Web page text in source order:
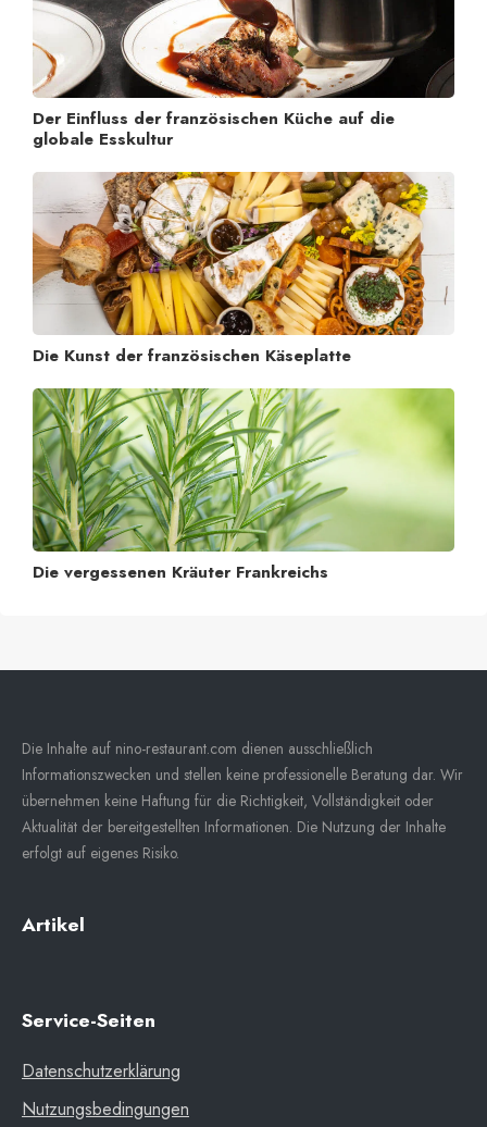
Der Einfluss der französischen Küche auf die
globale Esskultur
Die Kunst der französischen Käseplatte
Die vergessenen Kräuter Frankreichs
Die Inhalte auf nino-restaurant.com dienen ausschließlich
Informationszwecken und stellen keine professionelle Beratung dar. Wir
übernehmen keine Haftung für die Richtigkeit, Vollständigkeit oder
Aktualität der bereitgestellten Informationen. Die Nutzung der Inhalte
erfolgt auf eigenes Risiko.
Artikel
Service-Seiten
Datenschutzerklärung
Nutzungsbedingungen